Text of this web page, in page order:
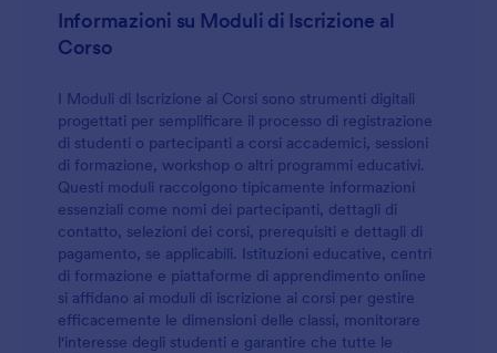
Informazioni su Moduli di Iscrizione al
Corso
I Moduli di Iscrizione ai Corsi sono strumenti digitali
progettati per semplificare il processo di registrazione
di studenti o partecipanti a corsi accademici, sessioni
di formazione, workshop o altri programmi educativi.
Questi moduli raccolgono tipicamente informazioni
essenziali come nomi dei partecipanti, dettagli di
contatto, selezioni dei corsi, prerequisiti e dettagli di
pagamento, se applicabili. Istituzioni educative, centri
di formazione e piattaforme di apprendimento online
si affidano ai moduli di iscrizione ai corsi per gestire
efficacemente le dimensioni delle classi, monitorare
l'interesse degli studenti e garantire che tutte le